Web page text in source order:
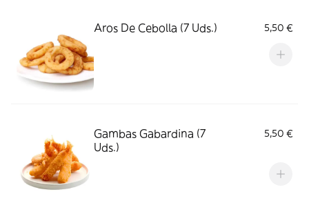
Aros De Cebolla (7 Uds.) 5,50 €
Gambas Gabardina (7
Uds.)
5,50 €